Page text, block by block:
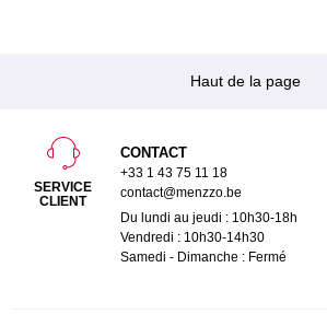
Haut de la page
SERVICE
CLIENT
CONTACT
+33 1 43 75 11 18
contact@menzzo.be
Du lundi au jeudi : 10h30-18h
Vendredi : 10h30-14h30
Samedi - Dimanche : Fermé